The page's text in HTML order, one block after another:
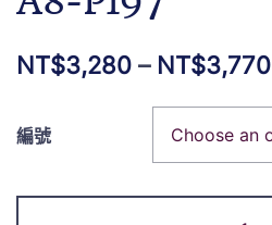
NT$3,280 – NT$3,770
編號